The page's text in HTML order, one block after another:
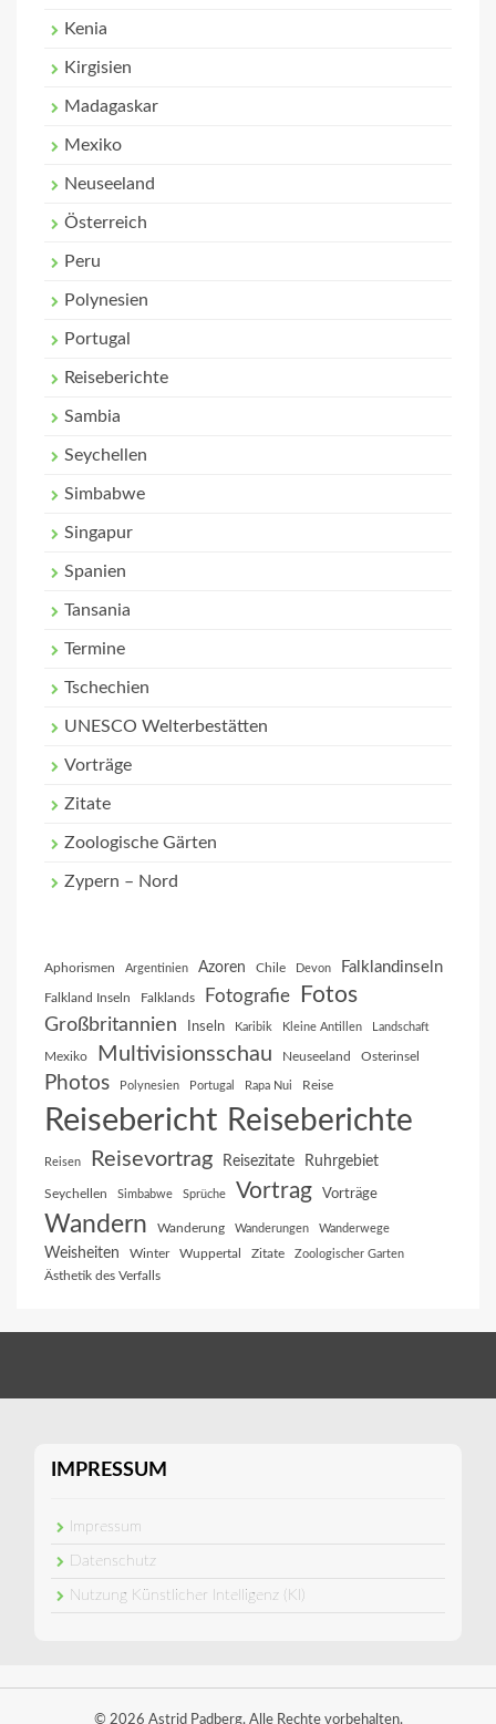
Kenia
Kirgisien
Madagaskar
Mexiko
Neuseeland
Österreich
Peru
Polynesien
Portugal
Reiseberichte
Sambia
Seychellen
Simbabwe
Singapur
Spanien
Tansania
Termine
Tschechien
UNESCO Welterbestätten
Vorträge
Zitate
Zoologische Gärten
Zypern – Nord
Aphorismen Argentinien Azoren Chile Devon Falklandinseln
Falkland Inseln Falklands Fotografie Fotos
Großbritannien Inseln Karibik Kleine Antillen Landschaft
Mexiko Multivisionsschau Neuseeland Osterinsel
Photos Polynesien Portugal Rapa Nui Reise
Reisebericht Reiseberichte
Reisen Reisevortrag Reisezitate Ruhrgebiet
Seychellen Simbabwe Sprüche Vortrag Vorträge
Wandern Wanderung Wanderungen Wanderwege
Weisheiten Winter Wuppertal Zitate Zoologischer Garten
Ästhetik des Verfalls
IMPRESSUM
Impressum
Datenschutz
Nutzung Künstlicher Intelligenz (KI)
© 2026 Astrid Padberg. Alle Rechte vorbehalten.